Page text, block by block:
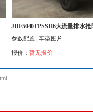
JDF5040TPSSH6大流量排水抢
参数配置 车型图片
报价： 暂无报价